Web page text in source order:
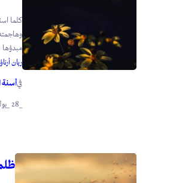
كلما
مبدؤها
ريان
فيأسنة